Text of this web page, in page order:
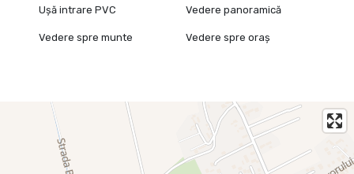
Ușă intrare PVC Vedere panoramică
Vedere spre munte Vedere spre oraș